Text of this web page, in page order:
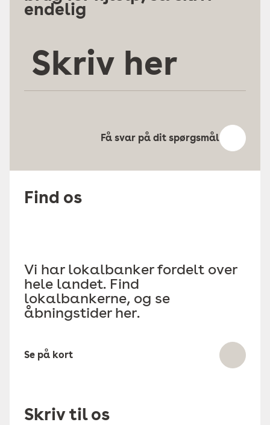
endelig
her
Få svar på dit spørgsmål
Find os
Vi har lokalbanker fordelt over
hele landet. Find
lokalbankerne, og se
åbningstider her.
Se på kort
Skriv til os